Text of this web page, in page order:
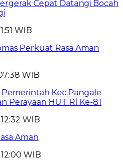
Cepat Datangi Bocah
WIB
Perkuat Rasa Aman
WIB
Kec.Pangale
Perayaan HUT Rl Ke-81
WIB
Aman
WIB